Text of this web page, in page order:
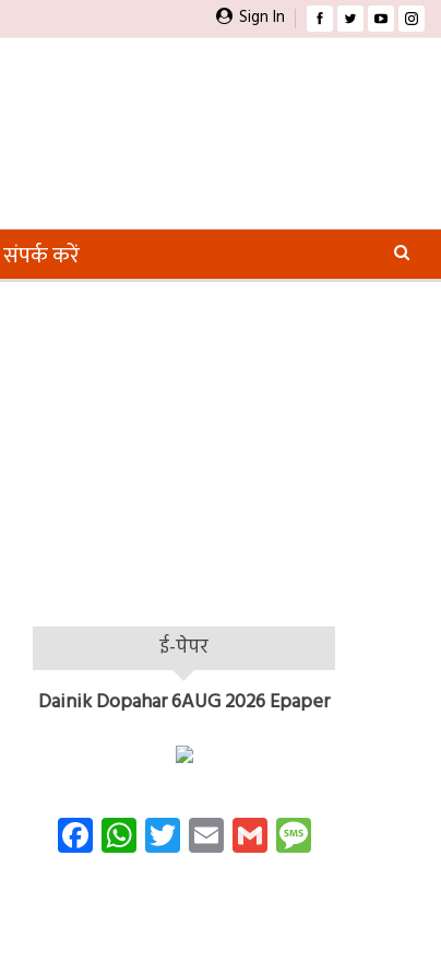
Sign In
संपर्क करें
ई-पेपर
Dainik Dopahar 6AUG 2026 Epaper
Facebook
WhatsApp
Twitter
Email
GmailMessage